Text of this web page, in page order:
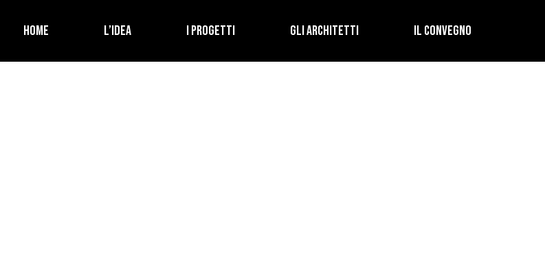
HOME L’IDEA I PROGETTI GLI ARCHITETTI IL CONVEGNO